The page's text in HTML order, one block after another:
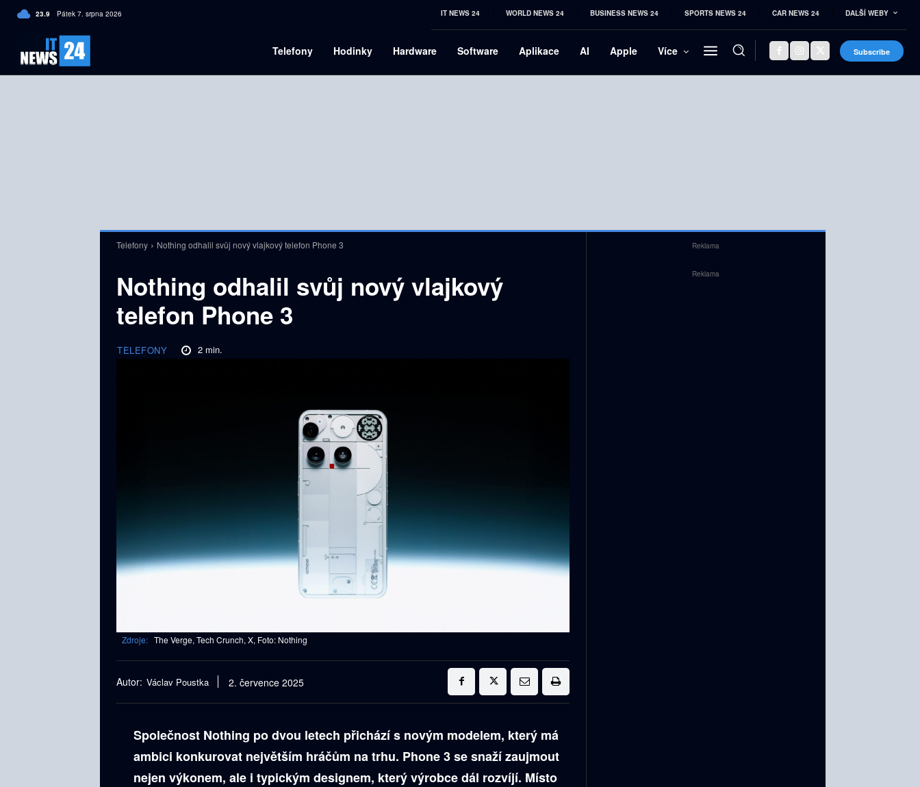
23.9 C Czech
Pátek 7. srpna 2026 IT NEWS 24 WORLD NEWS 24 BUSINESS NEWS 24 SPORTS NEWS 24 CAR NEWS 24 DALŠÍ WEBY
Telefony Hodinky Hardware Software Aplikace AI Apple Více Subscribe
Telefony Nothing odhalil svůj nový vlajkový telefon Phone 3
Nothing odhalil svůj nový vlajkový
telefon Phone 3
TELEFONY 2 min.
Zdroje: The Verge, Tech Crunch, X, Foto: Nothing
Autor: Václav Poustka 2. července 2025
Společnost Nothing po dvou letech přichází s novým modelem, který má
ambici konkurovat největším hráčům na trhu. Phone 3 se snaží zaujmout
nejen výkonem, ale i typickým designem, který výrobce dál rozvíjí. Místo
Reklama
Reklama